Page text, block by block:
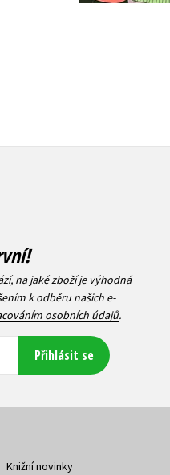
na jaké zboží je výhodná
k odběru našich e-
osobních údajů.
Přihlásit se
Knižní novinky